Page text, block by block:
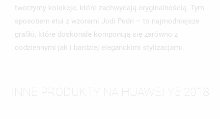
tworzymy kolekcje, które zachwycają oryginalnością. Tym
sposobem etui z wzorami Jodi Pedri – to najmodniejsze
grafiki, które doskonale komponują się zarówno z
codziennymi jak i bardziej eleganckimi stylizacjami.
INNE PRODUKTY NA HUAWEI Y5 2018